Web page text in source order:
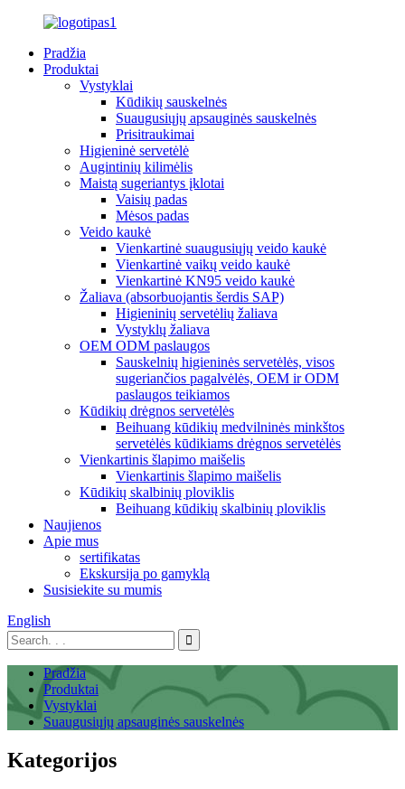
Pradžia
Produktai
Vystyklai
Kūdikių sauskelnės
Suaugusiųjų apsauginės sauskelnės
Prisitraukimai
Higieninė servetėlė
Augintinių kilimėlis
Maistą sugeriantys įklotai
Vaisių padas
Mėsos padas
Veido kaukė
Vienkartinė suaugusiųjų veido kaukė
Vienkartinė vaikų veido kaukė
Vienkartinė KN95 veido kaukė
Žaliava (absorbuojantis šerdis SAP)
Higieninių servetėlių žaliava
Vystyklų žaliava
OEM ODM paslaugos
Sauskelnių higieninės servetėlės, visos
sugeriančios pagalvėlės, OEM ir ODM
paslaugos teikiamos
Kūdikių drėgnos servetėlės
Beihuang kūdikių medvilninės minkštos
servetėlės ​​kūdikiams drėgnos servetėlės
Vienkartinis šlapimo maišelis
Vienkartinis šlapimo maišelis
Kūdikių skalbinių ploviklis
Beihuang kūdikių skalbinių ploviklis
Naujienos
Apie mus
sertifikatas
Ekskursija po gamyklą
Susisiekite su mumis
English
Pradžia
Produktai
Vystyklai
Suaugusiųjų apsauginės sauskelnės
Kategorijos